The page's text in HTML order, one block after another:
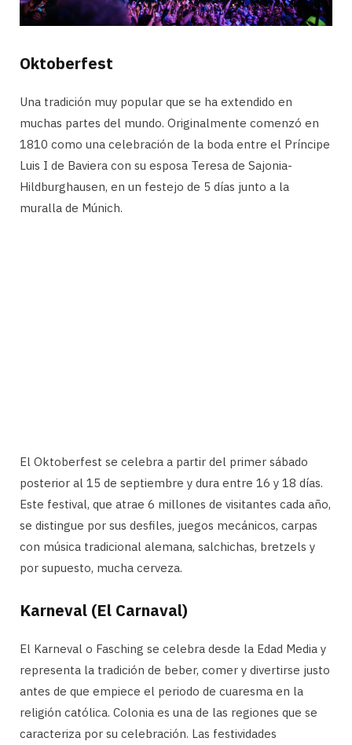
Oktoberfest
Una tradición muy popular que se ha extendido en
muchas partes del mundo. Originalmente comenzó en
1810 como una celebración de la boda entre el Príncipe
Luis I de Baviera con su esposa Teresa de Sajonia-
Hildburghausen, en un festejo de 5 días junto a la
muralla de Múnich.
El Oktoberfest se celebra a partir del primer sábado
posterior al 15 de septiembre y dura entre 16 y 18 días.
Este festival, que atrae 6 millones de visitantes cada año,
se distingue por sus desfiles, juegos mecánicos, carpas
con música tradicional alemana, salchichas, bretzels y
por supuesto, mucha cerveza.
Karneval (El Carnaval)
El Karneval o Fasching se celebra desde la Edad Media y
representa la tradición de beber, comer y divertirse justo
antes de que empiece el periodo de cuaresma en la
religión católica. Colonia es una de las regiones que se
caracteriza por su celebración. Las festividades